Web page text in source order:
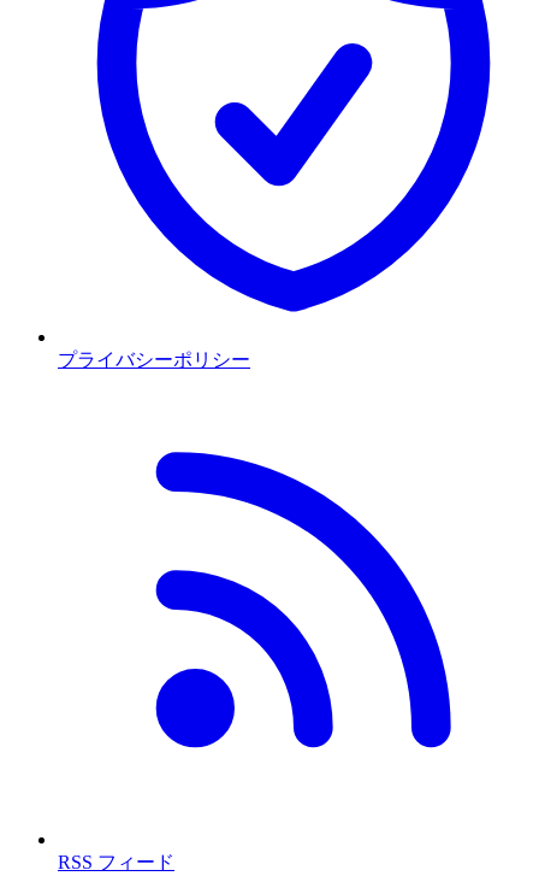
プライバシーポリシー
RSS フィード